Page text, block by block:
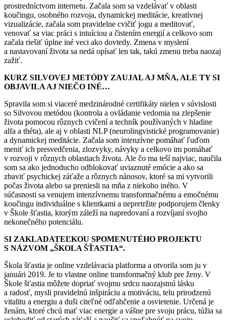
prostredníctvom internetu. Začala som sa vzdelávať v oblasti
koučingu, osobného rozvoja, dynamickej meditácie, kreatívnej
vizualizácie, začala som pravidelne cvičiť jogu a meditovať,
venovať sa viac práci s intuíciou a čistením energií a celkovo som
začala riešiť úplne iné veci ako dovtedy. Zmena v myslení
a nastavovaní života sa nedá opísať len tak, takú zmenu treba naozaj
zažiť.
KURZ SILVOVEJ METÓDY ZAUJAL AJ MŇA, ALE TY SI
OBJAVILA AJ NIEČO INÉ…
Spravila som si viaceré medzinárodné certifikáty nielen v súvislosti
so Silvovou metódou (kontrola a ovládanie vedomia na zlepšenie
života pomocou rôznych cvičení a techník používaných v hladine
alfa a théta), ale aj v oblasti NLP (neurolingvistické programovanie)
a dynamickej meditácie. Začala som intenzívne pomáhať ľuďom
meniť ich presvedčenia, zlozvyky, návyky a celkovo im pomáhať
v rozvoji v rôznych oblastiach života. Ale čo ma teší najviac, naučila
som sa ako jednoducho odblokovať uviaznuté emócie a ako sa
zbaviť psychickej záťaže a rôznych nánosov, ktoré sa mi vytvorili
počas života alebo sa preniesli na mňa z niekoho iného. V
súčasnosti sa venujem intenzívnemu transformačnému a emočnému
koučingu individuálne s klientkami a nepretržite podporujem členky
v Škole šťastia, ktorým záleží na napredovaní a rozvíjaní svojho
nekonečného potenciálu.
SI ZAKLADATEĽKOU SPOMENUTÉHO PROJEKTU
S NÁZVOM „ŠKOLA ŠŤASTIA“.
Škola šťastia je online vzdelávacia platforma a otvorila som ju v
januári 2019. Je to vlastne online transformačný klub pre ženy. V
Škole šťastia môžete dopriať svojmu srdcu naozajstnú lásku
a radosť, mysli pravidelnú inšpiráciu a motiváciu, telu prirodzenú
vitalitu a energiu a duši citeľné odľahčenie a osvietenie. Určená je
ženám, ktoré chcú mať viac energie a vášne pre svoju prácu, túžia sa